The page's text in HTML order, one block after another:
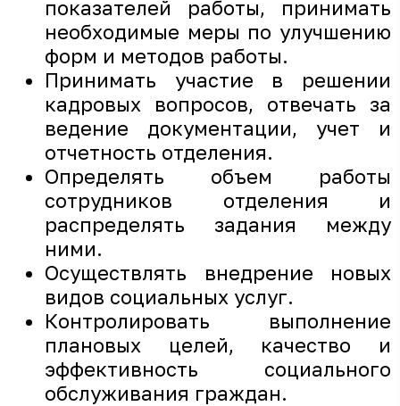
показателей работы, принимать
необходимые меры по улучшению
форм и методов работы.
Принимать участие в решении
кадровых вопросов, отвечать за
ведение документации, учет и
отчетность отделения.
Определять объем работы
сотрудников отделения и
распределять задания между
ними.
Осуществлять внедрение новых
видов социальных услуг.
Контролировать выполнение
плановых целей, качество и
эффективность социального
обслуживания граждан.